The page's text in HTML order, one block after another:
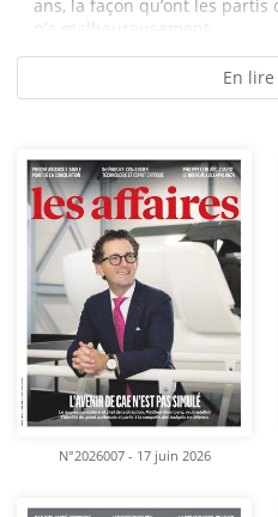
ans, la façon qu’ont les partis
n’a malheureusement...
En
N°2026007 - 17 juin 2026